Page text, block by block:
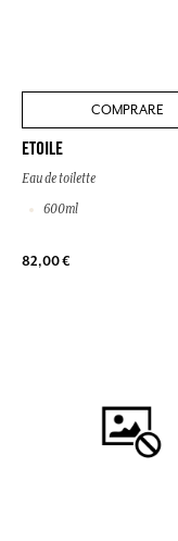
COMPRARE
ETOILE
Eau de toilette
600ml
82,00 €